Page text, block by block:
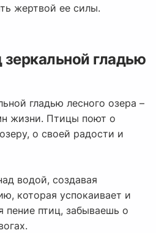
жертвой ее силы.
зеркальной гладью
гладью лесного озера –
жизни. Птицы поют о
о своей радости и
водой, создавая
которая успокаивает и
пение птиц, забываешь о